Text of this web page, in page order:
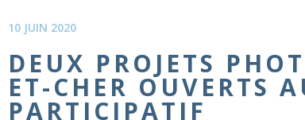
10 JUIN 2020
DEUX PROJETS
ET-CHER OUVERTS
PARTICIPATIF